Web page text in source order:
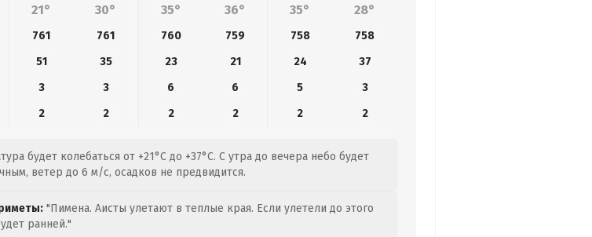
21° 30° 35° 36° 35° 28°
761 761 760 759 758
758
51 35 23 21 24
37
3 3 6 6 5
3
2 2 2 2 2 2
будет колебаться от +21°C до +37°C. С утра до вечера небо будет
ветер до 6 м/с, осадков не предвидится.
"Пимена. Аисты улетают в теплые края. Если улетели до этого
ранней."